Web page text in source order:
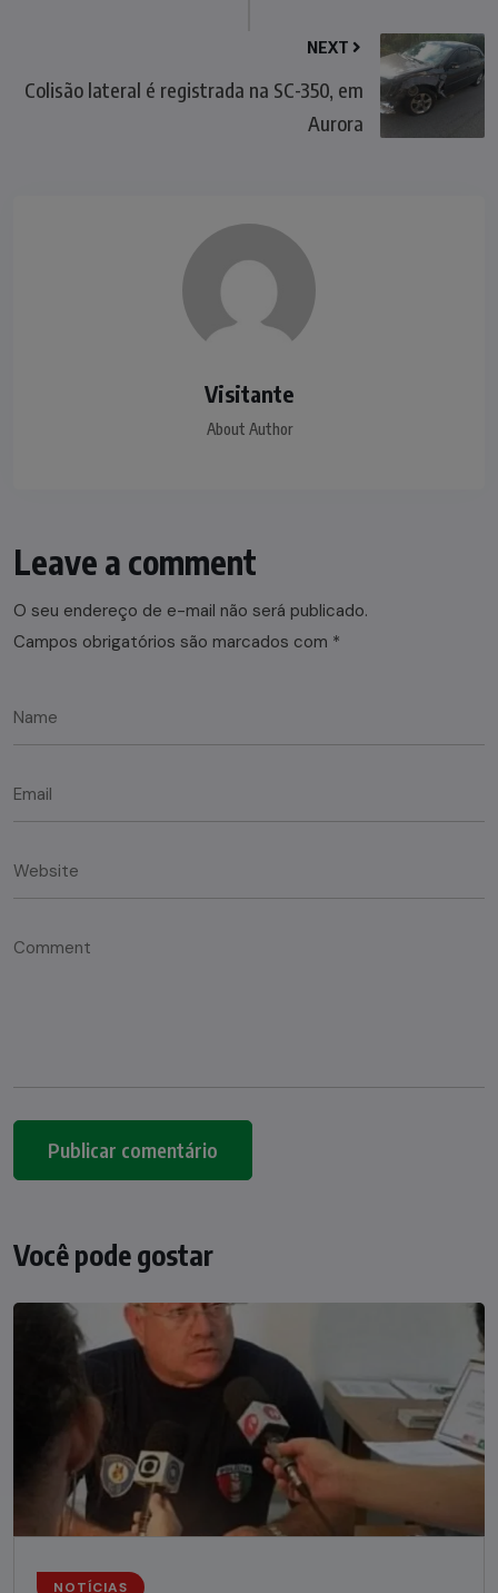
NEXT
Colisão lateral é registrada na SC-350, em
Aurora
Visitante
About Author
Leave a comment
O seu endereço de e-mail não será publicado.
Campos obrigatórios são marcados com *
Você pode gostar
NOTÍCIAS